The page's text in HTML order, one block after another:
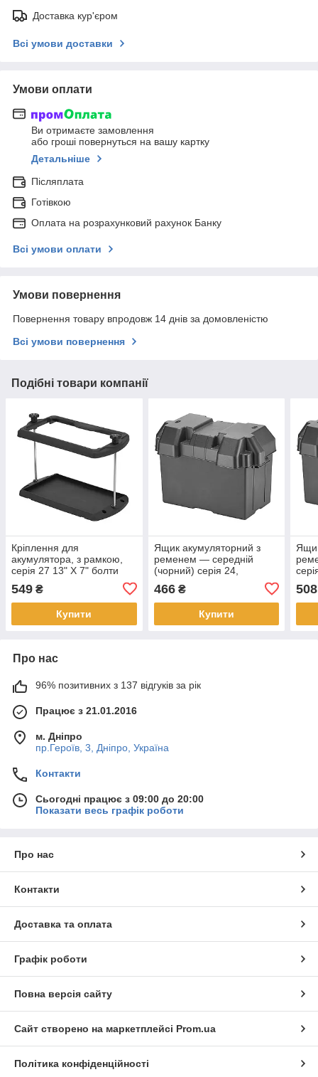
Доставка кур'єром
Всі умови доставки
Умови оплати
Ви отримаєте замовлення
або гроші повернуться на вашу картку
Детальніше
Післяплата
Готівкою
Оплата на розрахунковий рахунок Банку
Всі умови оплати
Умови повернення
Повернення товару впродовж 14 днів за домовленістю
Всі умови повернення
Подібні товари компанії
Кріплення для
акумулятора, з рамкою,
серія 27 13" X 7" болти
549 ₴
Купити
Ящик акумуляторний з
ременем — середній
(чорний) серія 24,
264х178х208мм (LxWxH)
C11524
466₴
Купити
508
Про нас
96% позитивних з 137 відгуків за рік
Працює з 21.01.2016
м. Дніпро
пр.Героїв, 3, Дніпро, Україна
Контакти
Сьогодні працює з 09:00 до 20:00
Показати весь графік роботи
Про нас
Контакти
Доставка та оплата
Графік роботи
Повна версія сайту
Сайт створено на маркетплейсі Prom.ua
Політика конфіденційності